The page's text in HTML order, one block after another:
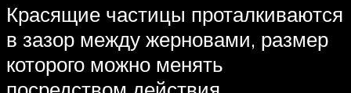
Красящие частицы проталкиваются
в зазор между жерновами, размер
которого можно менять